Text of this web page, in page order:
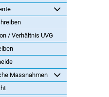
/ Verhältnis UVG
Massnahmen